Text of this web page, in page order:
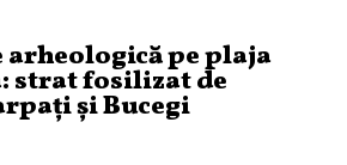
arheologică pe plaja
strat fosilizat de
și Bucegi